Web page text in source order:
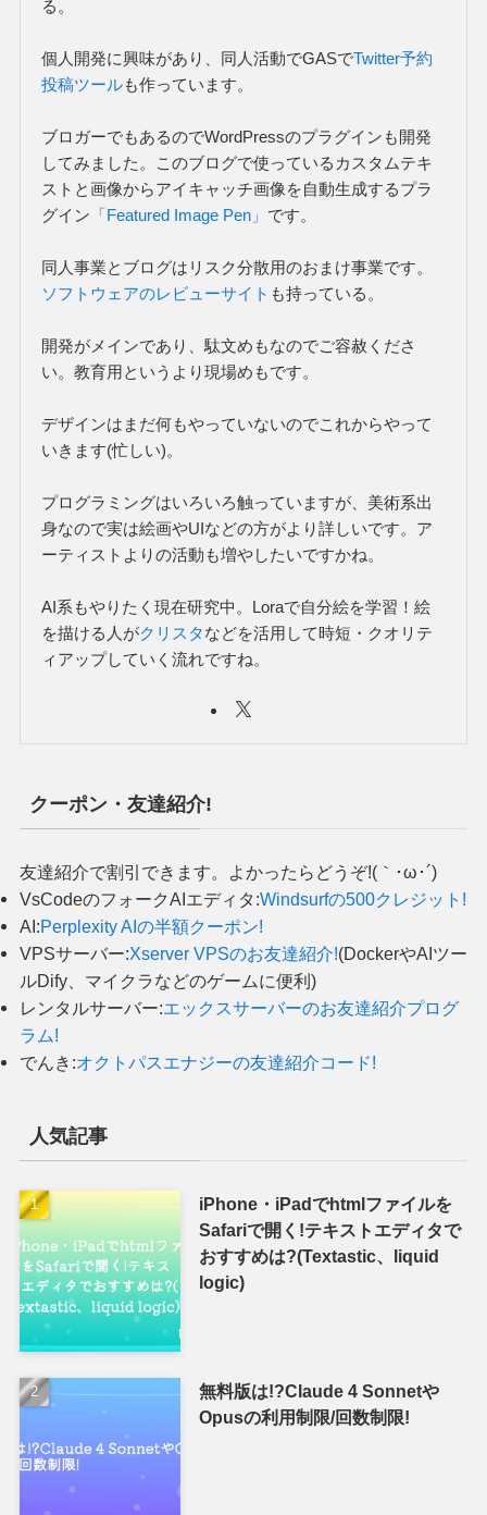
る。
個人開発に興味があり、同人活動でGASでTwitter予約
投稿ツールも作っています。
ブロガーでもあるのでWordPressのプラグインも開発
してみました。このブログで使っているカスタムテキ
ストと画像からアイキャッチ画像を自動生成するプラ
グイン 「Featured Image Pen」 です。
同人事業とブログはリスク分散用のおまけ事業です。
ソフトウェアのレビューサイト も持っている。
開発がメインであり、駄文めもなのでご容赦くださ
い。教育用というより現場めもです。
デザインはまだ何もやっていないのでこれからやって
いきます(忙しい)。
プログラミングはいろいろ触っていますが、美術系出
身なので実は絵画やUIなどの方がより詳しいです。ア
ーティストよりの活動も増やしたいですかね。
AI系もやりたく現在研究中。Loraで自分絵を学習！絵
を描ける人がクリスタなどを活用して時短・クオリテ
ィアップしていく流れですね。
クーポン・友達紹介!
友達紹介で割引できます。よかったらどうぞ!(｀･ω･´)
VsCodeのフォークAIエディタ:Windsurfの500クレジット!
AI:Perplexity AIの半額クーポン!
VPSサーバー:Xserver VPSのお友達紹介!(DockerやAIツー
ルDify、マイクラなどのゲームに便利)
レンタルサーバー:エックスサーバーのお友達紹介プログ
ラム!
でんき:オクトパスエナジーの友達紹介コード!
人気記事
iPhone・iPadでhtmlファイルを
Safariで開く!テキストエディタで
おすすめは?(Textastic、liquid
logic)
無料版は!?Claude 4 Sonnetや
Opusの利用制限/回数制限!